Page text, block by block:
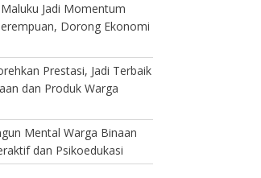
Jadi Momentum
Dorong Ekonomi
Prestasi, Jadi Terbaik
dan Produk Warga
Mental Warga Binaan
dan Psikoedukasi